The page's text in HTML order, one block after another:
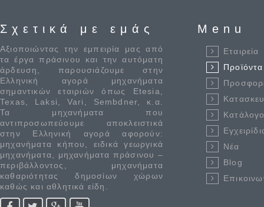
Σχετικά με εμάς
Αξιοποιώντας την εμπειρία μας από
τα έργα πράσινου και την αυτόματη
άρδευση, παρουσιάζουμε στην
Ελληνική αγορά μηχανήματα
σημαντικών εταιριών όπως Etesia,
Texas, Laksi, Vari, Sembdner, κ.α.
Τα μηχανήματα που
αντιπροσωπεύουμε αποκλειστικά
στην Ελληνική αγορά αφορούν:
μηχανήματα κήπου, ειδικά γεωργικά
μηχανήματα, μηχανήματα πράσινου –
περιβάλλοντος, μηχανήματα
καθαριότητας δημοσίων χώρων
καθώς και αθλητικά είδη.
Menu
Εταιρεία
Προϊόντα
Νέα
Blog